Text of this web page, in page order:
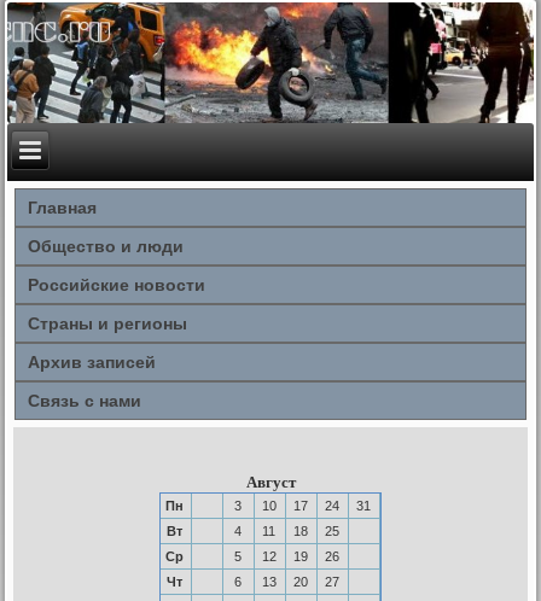
Главная
Общество и люди
Российские новости
Страны и регионы
Архив записей
Связь с нами
Август
Пн 3 10 17 24
31
Вт
4 11 18
25
Ср
5 12 19
26
Чт
6 13 20
27